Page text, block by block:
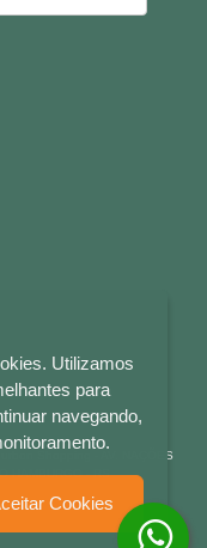
Shopping - AV. NAÇÕES
HAMBURGO - RS
Utilizamos
para
navegando,
Cookies